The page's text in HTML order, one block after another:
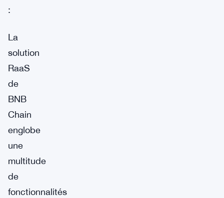
:
La
solution
RaaS
de
BNB
Chain
englobe
une
multitude
de
fonctionnalités